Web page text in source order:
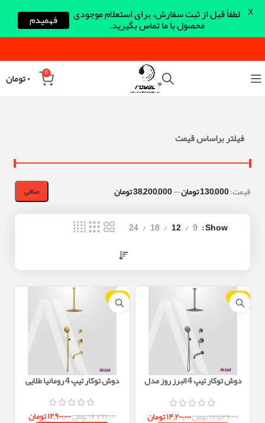
0 ۰تومان
فیلتر براساس قیمت
صافی قيمت:130,000 تومان —38,200,000 تومان
Show
9
12
18
24
-23%
دوش توکار تیپ 4 البرز روز مدل
رومانیا استیل مات
۱۸,۵۳۶,۰۰۰تومان۱۴,۲۰۰,۰۰۰تومان
-23%
دوش توکار تیپ 4 رومانیا طلایی
۱۶,۷۹۲,۰۰۰تومان۱۲,۹۰۰,۰۰۰تومان
لطفاً قبل از ثبت سفارش، برای استعلام موجودی
محصول با ما تماس بگیرید. فهمیدم X